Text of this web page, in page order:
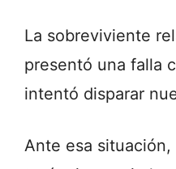
La sobreviviente
presentó una falla
intentó disparar
Ante esa